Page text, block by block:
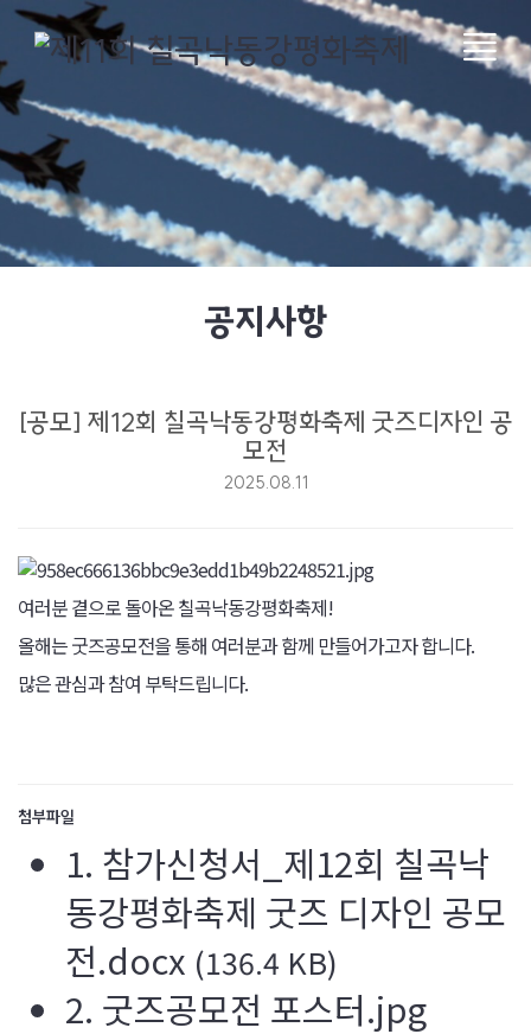
공지사항
[공모] 제12회 칠곡낙동강평화축제 굿즈디자인 공
모전
2025.08.11
여러분 곁으로 돌아온 칠곡낙동강평화축제!
올해는 굿즈공모전을 통해 여러분과 함께 만들어가고자 합니다.
많은 관심과 참여 부탁드립니다.
첨부파일
1. 참가신청서_제12회 칠곡낙
동강평화축제 굿즈 디자인 공모
전.docx (136.4 KB)
2. 굿즈공모전 포스터.jpg